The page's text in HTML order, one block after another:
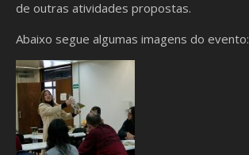
de outras atividades propostas.
Abaixo segue algumas imagens do evento: